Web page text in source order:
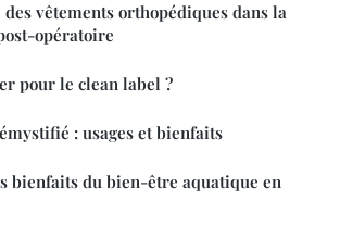
vêtements orthopédiques dans la
opératoire
pour le clean label ?
: usages et bienfaits
bienfaits du bien-être aquatique en